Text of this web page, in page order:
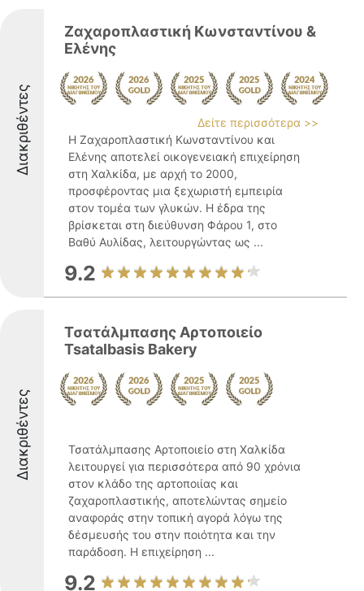
Διακριθέντες
Ζαχαροπλαστική Κωνσταντίνου &
Ελένης
Δείτε περισσότερα >>
Η Ζαχαροπλαστική Κωνσταντίνου και
Ελένης αποτελεί οικογενειακή επιχείρηση
στη Χαλκίδα, με αρχή το 2000,
προσφέροντας μια ξεχωριστή εμπειρία
στον τομέα των γλυκών. Η έδρα της
βρίσκεται στη διεύθυνση Φάρου 1, στο
Βαθύ Αυλίδας, λειτουργώντας ως ...
9.2
Διακριθέντες
Τσατάλμπασης Αρτοποιείο
Tsatalbasis Bakery
Τσατάλμπασης Αρτοποιείο στη Χαλκίδα
λειτουργεί για περισσότερα από 90 χρόνια
στον κλάδο της αρτοποιίας και
ζαχαροπλαστικής, αποτελώντας σημείο
αναφοράς στην τοπική αγορά λόγω της
δέσμευσής του στην ποιότητα και την
παράδοση. Η επιχείρηση ...
9.2